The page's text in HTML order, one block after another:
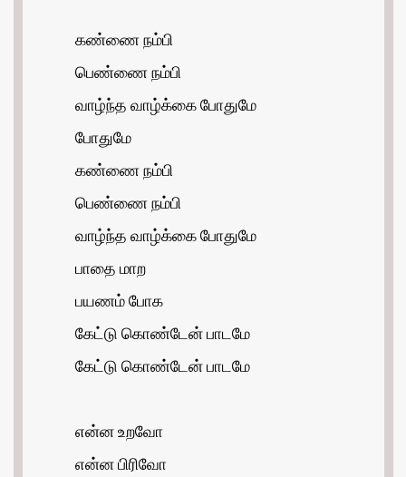
கண்ணை நம்பி
பெண்ணை நம்பி
வாழ்ந்த வாழ்க்கை போதுமே
போதுமே
கண்ணை நம்பி
பெண்ணை நம்பி
வாழ்ந்த வாழ்க்கை போதுமே
பாதை மாற
பயணம் போக
கேட்டு கொண்டேன் பாடமே
கேட்டு கொண்டேன் பாடமே
என்ன உறவோ
என்ன பிரிவோ